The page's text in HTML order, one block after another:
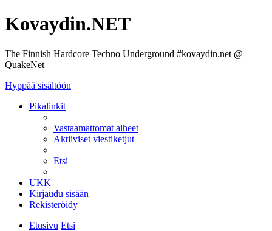
Kovaydin.NET
The Finnish Hardcore Techno Underground #kovaydin.net @
QuakeNet
Hyppää sisältöön
Pikalinkit
Vastaamattomat aiheet
Aktiiviset viestiketjut
Etsi
UKK
Kirjaudu sisään
Rekisteröidy
Etusivu Etsi